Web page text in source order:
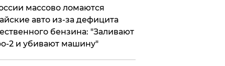
массово ломаются
авто из-за дефицита
бензина: "Заливают
2 и убивают машину"